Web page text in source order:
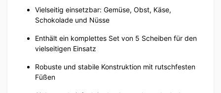
Vielseitig einsetzbar: Gemüse, Obst, Käse,
Schokolade und Nüsse
Enthält ein komplettes Set von 5 Scheiben für den
vielseitigen Einsatz
Robuste und stabile Konstruktion mit rutschfesten
Füßen